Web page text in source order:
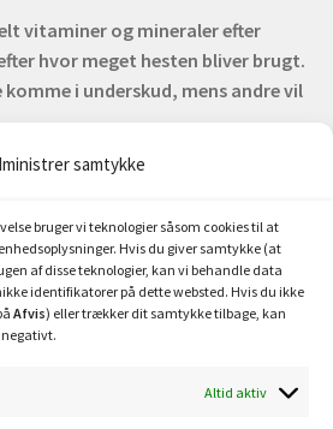
samtykke
bruger vi teknologier såsom cookies til at
Hvis du giver samtykke (at
af disse teknologier, kan vi behandle data
identifikatorer på dette websted. Hvis du ikke
Afvis) eller trækker dit samtykke tilbage, kan
Altid aktiv
vitaminer og mineraler efter
hvor meget hesten bliver brugt.
komme i underskud, mens andre vil
Konto nr. 6285 704 772